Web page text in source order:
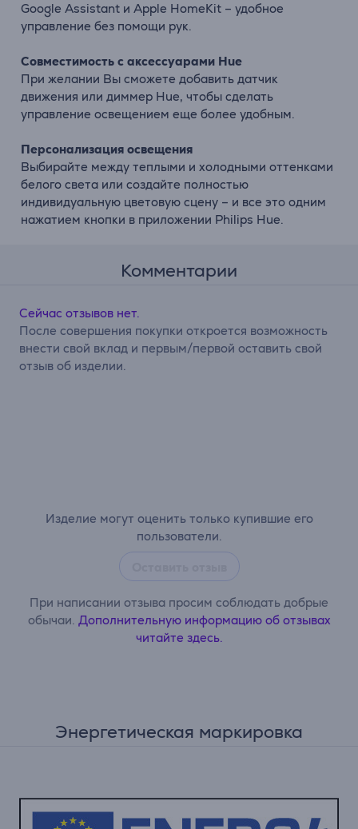
Google Assistant и Apple HomeKit – удобное
управление без помощи рук.
Совместимость с аксессуарами Hue
При желании Вы сможете добавить датчик
движения или диммер Hue, чтобы сделать
управление освещением еще более удобным.
Персонализация освещения
Выбирайте между теплыми и холодными оттенками
белого света или создайте полностью
индивидуальную цветовую сцену – и все это одним
нажатием кнопки в приложении Philips Hue.
Комментарии
Изделие могут оценить только купившие его
пользователи.
При написании отзыва просим соблюдать добрые
обычаи. Дополнительную информацию об отзывах
читайте здесь.
Сейчас отзывов нет.
После совершения покупки откроется возможность
внести свой вклад и первым/первой оставить свой
отзыв об изделии.
Энергетическая маркировка